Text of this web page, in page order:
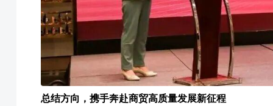
总结方向，携手奔赴商贸高质量发展新征程